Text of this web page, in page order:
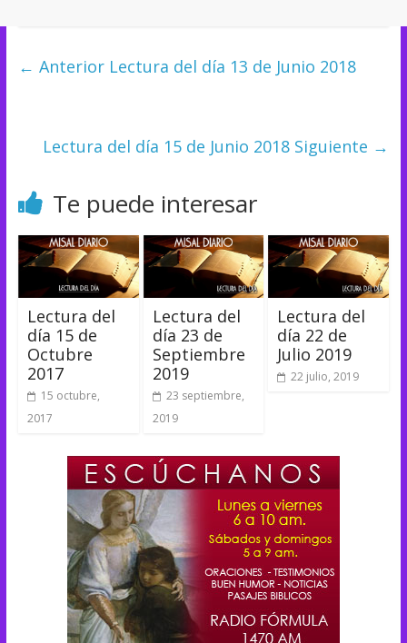
← AnteriorLectura del día 13 de Junio 2018
Lectura del día 15 de Junio 2018 Siguiente →
Te puede interesar
Lectura del
día 15 de
Octubre
2017
15 octubre,
2017
Lectura del
día 23 de
Septiembre
2019
23 septiembre,
2019
Lectura del
día 22 de
Julio 2019
22 julio, 2019